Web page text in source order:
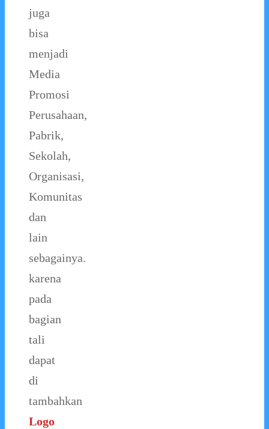
juga
bisa
menjadi
Media
Promosi
Perusahaan,
Pabrik,
Sekolah,
Organisasi,
Komunitas
dan
lain
sebagainya.
karena
pada
bagian
tali
dapat
di
tambahkan
Logo